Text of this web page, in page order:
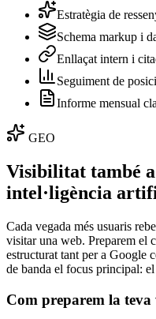
Estratègia de
Schema markup i
Enllaçat intern i
Seguiment de
Informe mensual
GEO
Visibilitat també
intel·ligència
Cada vegada més usuaris
visitar una web. Preparem el
estructurat tant per a Google
de banda el focus principal:
Com preparem la teva